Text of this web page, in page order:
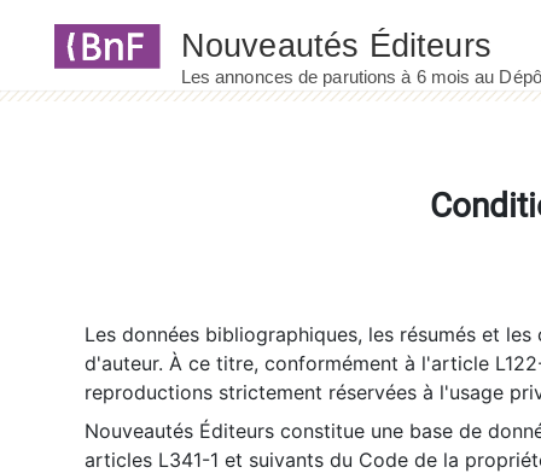
Les données bibliographiques, les résumés et
d'auteur. À ce titre, conformément à l'article
reproductions strictement réservées à l'usage
Nouveautés Éditeurs constitue une base de
articles L341-1 et suivants du Code de la